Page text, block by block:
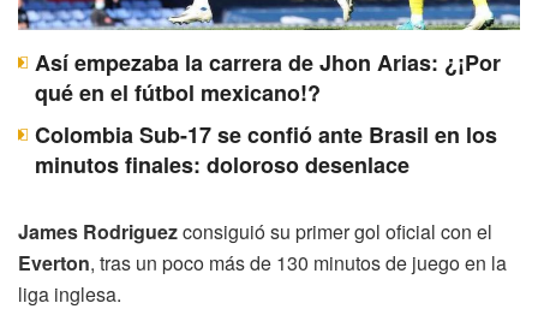
Así empezaba la carrera de Jhon Arias: ¿¡Por
qué en el fútbol mexicano!?
Colombia Sub-17 se confió ante Brasil en los
minutos finales: doloroso desenlace
James Rodriguezconsiguió su primer gol oficial con el
Everton, tras un poco más de 130 minutos de juego en la
liga inglesa.